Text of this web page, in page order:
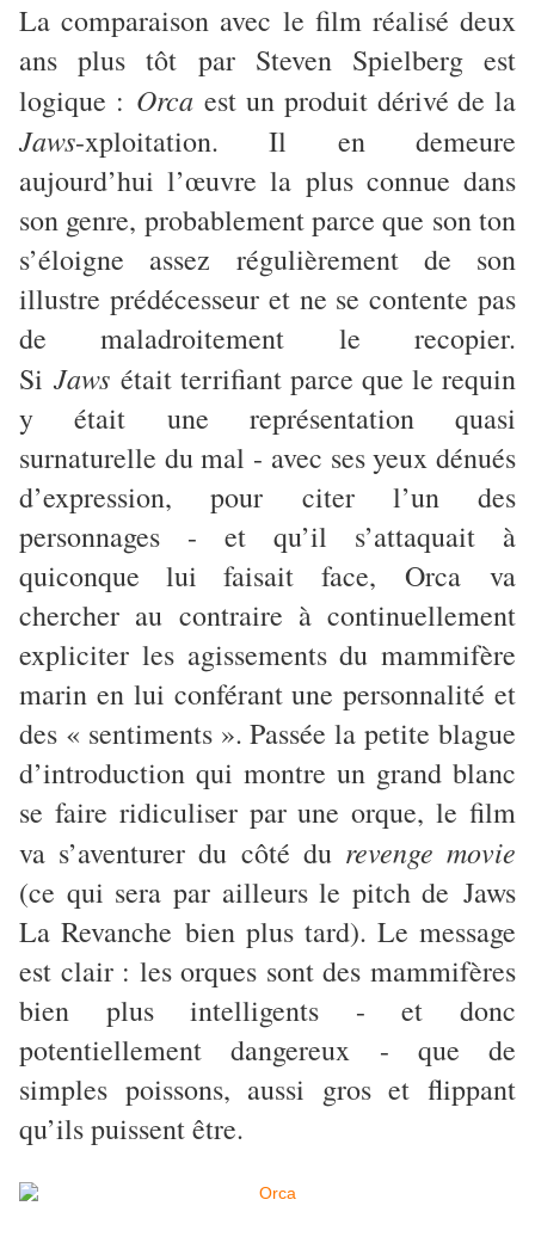
La comparaison avec le film réalisé deux
ans plus tôt par Steven Spielberg est
logique : Orcaest un produit dérivé de la
Jaws-xploitation. Il en demeure
aujourd’hui l’œuvre la plus connue dans
son genre, probablement parce que son ton
s’éloigne assez régulièrement de son
illustre prédécesseur et ne se contente pas
de maladroitement le recopier.
Si Jaws était terrifiant parce que le requin
y était une représentation quasi
surnaturelle du mal - avec ses yeux dénués
d’expression, pour citer l’un des
personnages - et qu’il s’attaquait à
quiconque lui faisait face, Orca va
chercher au contraire à continuellement
expliciter les agissements du mammifère
marin en lui conférant une personnalité et
des « sentiments ». Passée la petite blague
d’introduction qui montre un grand blanc
se faire ridiculiser par une orque, le film
va s’aventurer du côté du revenge movie
(ce qui sera par ailleurs le pitch de Jaws
La Revanche bien plus tard). Le message
est clair : les orques sont des mammifères
bien plus intelligents - et donc
potentiellement dangereux - que de
simples poissons, aussi gros et flippant
qu’ils puissent être.